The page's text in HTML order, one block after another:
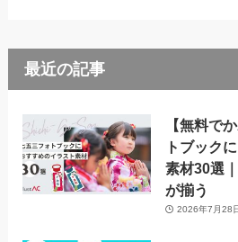
最近の記事
【無料で
トブック
素材30選
が揃う
2026年7月28